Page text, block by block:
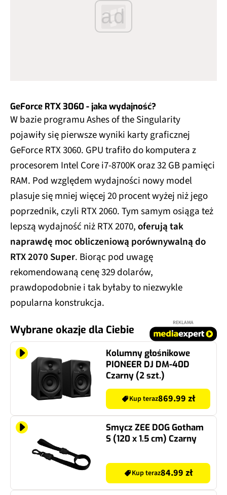
ad
GeForce RTX 3060 - jaka wydajność?
W bazie programu Ashes of the Singularity
pojawiły się pierwsze wyniki karty graficznej
GeForce RTX 3060. GPU trafiło do komputera z
procesorem Intel Core i7-8700K oraz 32 GB pamięci
RAM. Pod względem wydajności nowy model
plasuje się mniej więcej 20 procent wyżej niż jego
poprzednik, czyli RTX 2060. Tym samym osiąga też
lepszą wydajność niż RTX 2070,oferują tak
naprawdę moc obliczeniową porównywalną do
RTX 2070 Super. Biorąc pod uwagę
rekomendowaną cenę 329 dolarów,
prawdopodobnie i tak byłaby to niezwykle
popularna konstrukcja.
Wybrane okazje dla Ciebie
REKLAMA
Kolumny głośnikowe
PIONEER DJ DM-40D
Czarny (2 szt.)
Kup teraz869.99 zł
Smycz ZEE DOG Gotham
S (120 x 1.5 cm) Czarny
Kup teraz84.99 zł